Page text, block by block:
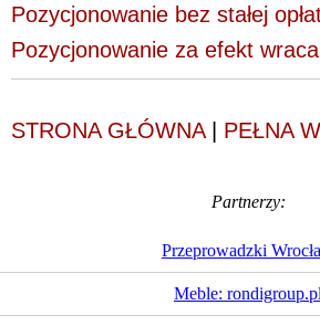
Pozycjonowanie bez stałej
Pozycjonowanie za efekt wraca
STRONA GŁÓWNA| PEŁNA
Partnerzy:
Przeprowadzki
Meble: rondigroup.pl